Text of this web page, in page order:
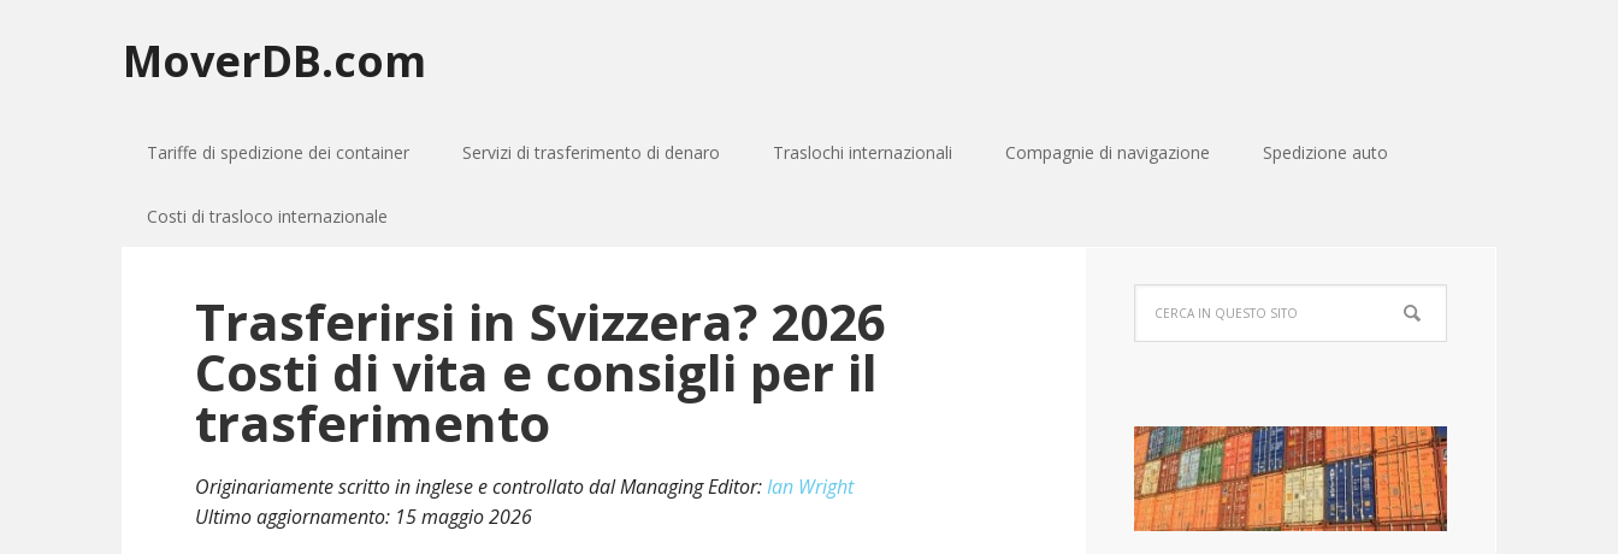
MoverDB.com
Tariffe di spedizione dei container Servizi di trasferimento di denaro Traslochi internazionali Compagnie di navigazione Spedizione auto
Costi di trasloco internazionale
Trasferirsi in Svizzera? 2026
Costi di vita e consigli per il
trasferimento
Originariamente scritto in inglese e controllato dal Managing Editor:Ian Wright
Ultimo aggiornamento: 15 maggio 2026